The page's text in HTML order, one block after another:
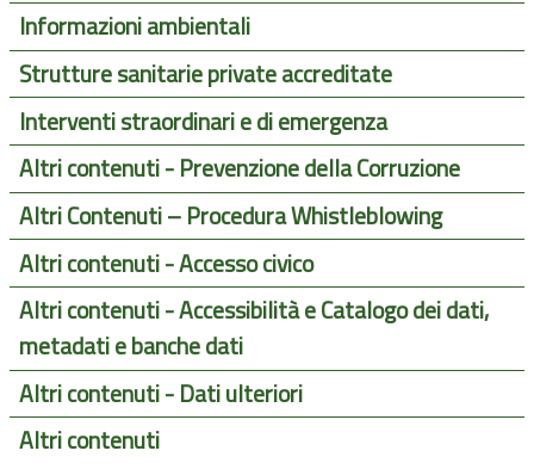
Informazioni ambientali
Strutture sanitarie private accreditate
Interventi straordinari e di emergenza
Altri contenuti - Prevenzione della Corruzione
Altri Contenuti – Procedura Whistleblowing
Altri contenuti - Accesso civico
Altri contenuti - Accessibilità e Catalogo dei dati,
metadati e banche dati
Altri contenuti - Dati ulteriori
Altri contenuti